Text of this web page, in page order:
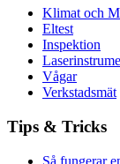
Klimat och
Eltest
Inspektion
Vågar
Verkstadsmät
Tips & Tricks
Så fungerar